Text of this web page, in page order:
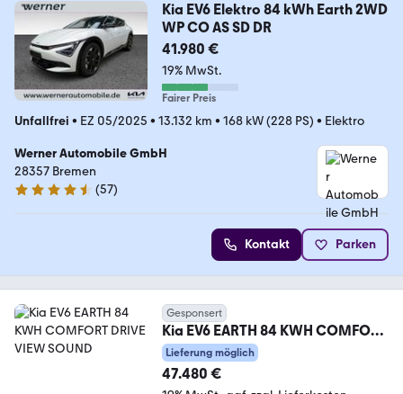
Kia EV6 Elektro 84 kWh Earth 2WD
WP CO AS SD DR
41.980 €
19% MwSt.
Fairer Preis
Unfallfrei • EZ 05/2025 • 13.132 km • 168 kW (228 PS) • Elektro
Werner Automobile GmbH
28357 Bremen
4.6 Sterne
(57)
Kontakt Parken
Gesponsert
Kia EV6 EARTH 84 KWH COMFORT
DRIVE VIEW SOUND
Lieferung möglich
47.480 €